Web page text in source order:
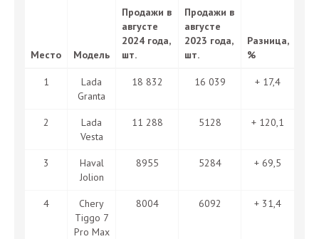
Место Модель
Продажи в
августе
2024 года,
шт.
Продажи в
августе
2023 года,
шт.
Разница,
%
1
Lada
Granta
18 832 16 039 + 17,4
2
Lada
Vesta
11 288 5128 + 120,1
3
Haval
Jolion
8955 5284 + 69,5
4
Chery
Tiggo 7
Pro Max
8004 6092 + 31,4